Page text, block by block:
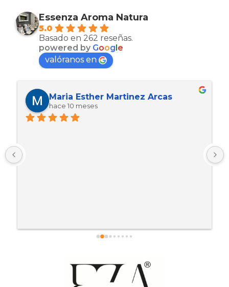
Essenza Aroma Natura
5.0
Basado en 262 reseñas.
powered by Goog e
valóranos en
Maria Esther Martinez Arcas
hace 10 meses